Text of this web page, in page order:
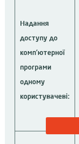
Надання
доступу до
комп’ютерної
програми
одному
користувачеві: